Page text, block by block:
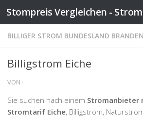
Zum Inhalt springen
BILLIGER STROM BUNDESLAND
Billigstrom Eiche
VON ·
Sie suchen nach einem Stromanbieter
Stromtarif Eiche, Billigstrom,